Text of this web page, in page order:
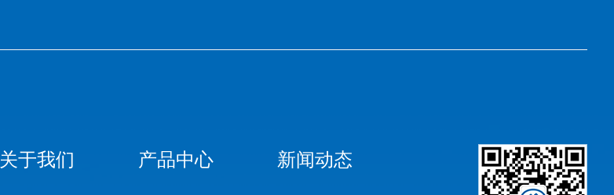
关于我们 产品中心 新闻动态